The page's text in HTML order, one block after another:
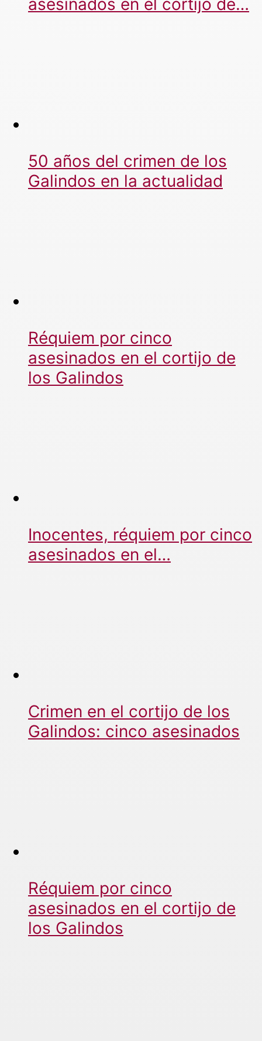
asesinados en el cortijo de…
50 años del crimen de los
Galindos en la actualidad
Réquiem por cinco
asesinados en el cortijo de
los Galindos
Inocentes, réquiem por cinco
asesinados en el…
Crimen en el cortijo de los
Galindos: cinco asesinados
Réquiem por cinco
asesinados en el cortijo de
los Galindos